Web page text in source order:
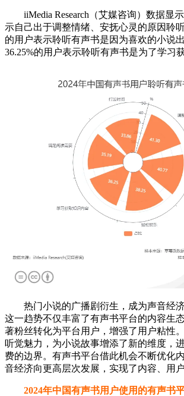
iiMedia Research（艾媒咨询）数据显示
示自己出于调整情绪、安抚心灵的原因聆
的用户表示聆听有声书是因为喜欢的小说
36.25%的用户表示聆听有声书是为了学习
热门小说的广播剧衍生，成为声音经济
这一趋势不仅丰富了有声书平台的内容生
著粉丝转化为平台用户，增强了用户粘性
听觉魅力，为小说故事增添了新的维度，
费的边界。有声书平台借此机会不断优化
音经济向更高层次发展，实现了内容、用
2024年中国有声书用户使用的有声书